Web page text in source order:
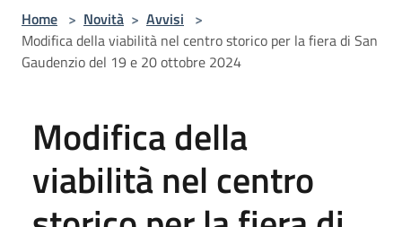
Home > Novità > Avvisi >
Modifica della viabilità nel centro storico per la fiera di San
Gaudenzio del 19 e 20 ottobre 2024
Modifica della
viabilità nel centro